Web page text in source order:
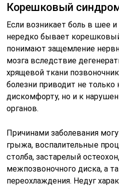
Корешковый
Если возникает боль в шее
нередко бывает
понимают защемление
мозга вследствие
хрящевой ткани
болезни приводит не
дискомфорту, но и к
органов.
Причинами заболевания
грыжа, воспалительные
столба, застарелый
межпозвоночного диска, а
переохлаждения. Недуг